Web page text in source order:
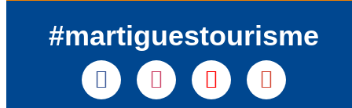
#martiguestourisme